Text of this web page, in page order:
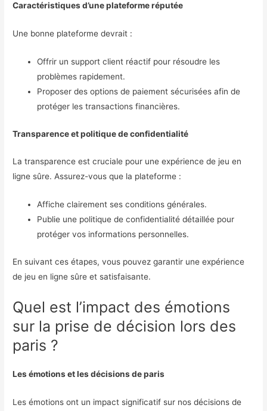
Caractéristiques d’une plateforme réputée
Une bonne plateforme devrait :
Offrir un support client réactif pour résoudre les
problèmes rapidement.
Proposer des options de paiement sécurisées afin de
protéger les transactions financières.
Transparence et politique de confidentialité
La transparence est cruciale pour une expérience de jeu en
ligne sûre. Assurez-vous que la plateforme :
Affiche clairement ses conditions générales.
Publie une politique de confidentialité détaillée pour
protéger vos informations personnelles.
En suivant ces étapes, vous pouvez garantir une expérience
de jeu en ligne sûre et satisfaisante.
Quel est l’impact des émotions
sur la prise de décision lors des
paris ?
Les émotions et les décisions de paris
Les émotions ont un impact significatif sur nos décisions de